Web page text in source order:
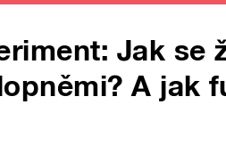
Jak se
A jak